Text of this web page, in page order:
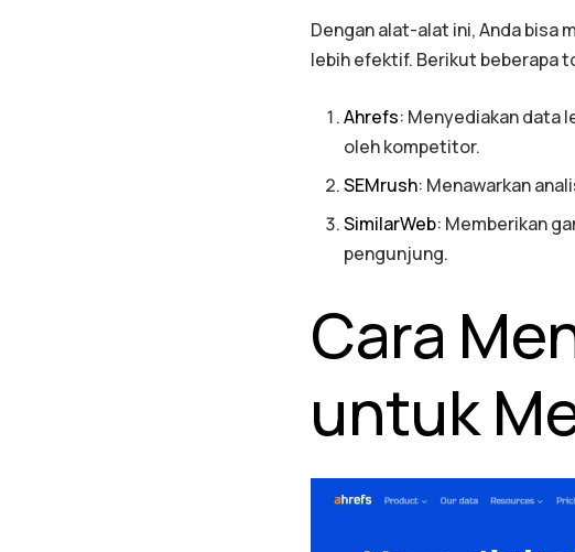
Dengan alat-alat ini, Anda bisa
lebih efektif. Berikut beberapa
Ahrefs: Menyediakan data
oleh kompetitor.
SEMrush: Menawarkan
SimilarWeb: Memberikan
pengunjung.
Cara
untuk